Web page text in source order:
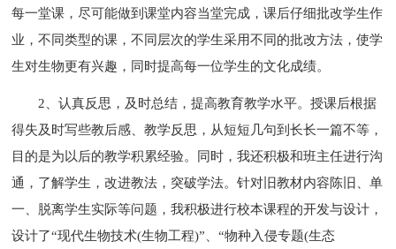
每一堂课，尽可能做到课堂内容当堂完成，课后仔细批改学生作
业，不同类型的课，不同层次的学生采用不同的批改方法，使学
生对生物更有兴趣，同时提高每一位学生的文化成绩。
2、认真反思，及时总结，提高教育教学水平。授课后根据
得失及时写些教后感、教学反思，从短短几句到长长一篇不等，
目的是为以后的教学积累经验。同时，我还积极和班主任进行沟
通，了解学生，改进教法，突破学法。针对旧教材内容陈旧、单
一、脱离学生实际等问题，我积极进行校本课程的开发与设计，
设计了“现代生物技术(生物工程)”、“物种入侵专题(生态